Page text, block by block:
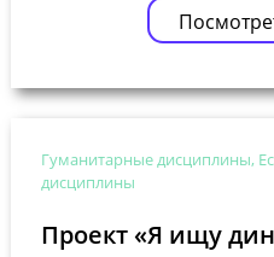
Гуманитарные дисциплины,
дисциплины
Проект «Я ищу